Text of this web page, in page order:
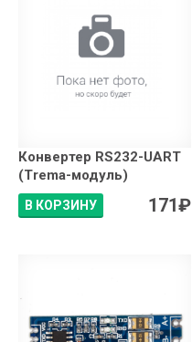
Конвертер RS232-UART
(Trema-модуль)
В КОРЗИНУ 171₽